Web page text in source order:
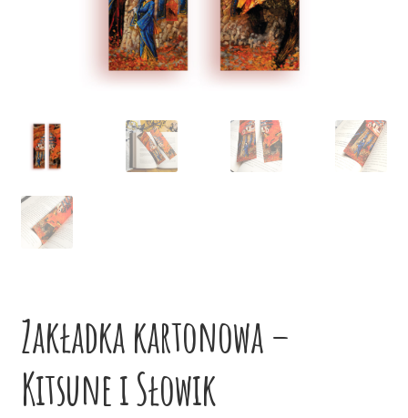
Zakładka kartonowa –
Kitsune i Słowik